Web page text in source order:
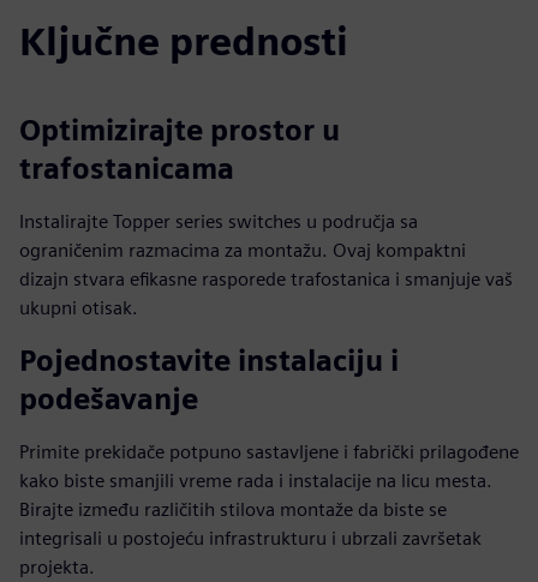
Ključne prednosti
Optimizirajte prostor u
trafostanicama
Instalirajte Topper series switches u područja sa
ograničenim razmacima za montažu. Ovaj kompaktni
dizajn stvara efikasne rasporede trafostanica i smanjuje vaš
ukupni otisak.
Pojednostavite instalaciju i
podešavanje
Primite prekidače potpuno sastavljene i fabrički prilagođene
kako biste smanjili vreme rada i instalacije na licu mesta.
Birajte između različitih stilova montaže da biste se
integrisali u postojeću infrastrukturu i ubrzali završetak
projekta.